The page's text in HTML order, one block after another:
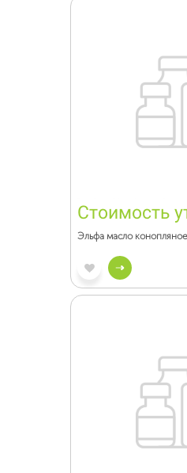
Стоимость
Эльфа масло